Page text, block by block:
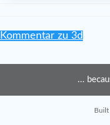
Kommentar zu 3d
...